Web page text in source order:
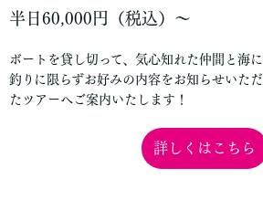
半日60,000円（税込）〜
ボートを貸し切って、気心知れた仲間と海に
釣りに限らずお好みの内容をお知らせいた
たツアーへご案内いたします！
詳しくはこちら